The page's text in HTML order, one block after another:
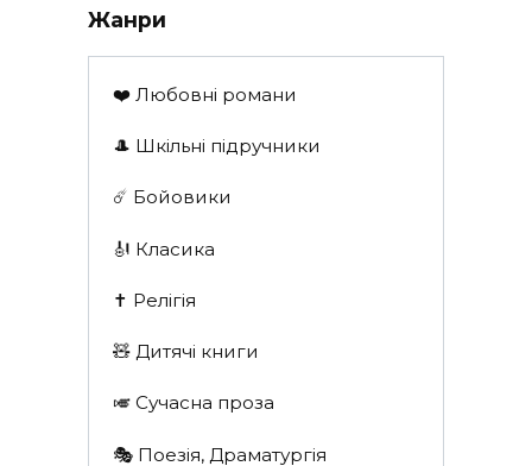
Жанри
❤️ Любовні романи
🎩 Шкільні підручники
☄️ Бойовики
🎻 Класика
✝️ Релігія
🧸 Дитячі книги
🎺 Сучасна проза
🎭 Поезія, Драматургія